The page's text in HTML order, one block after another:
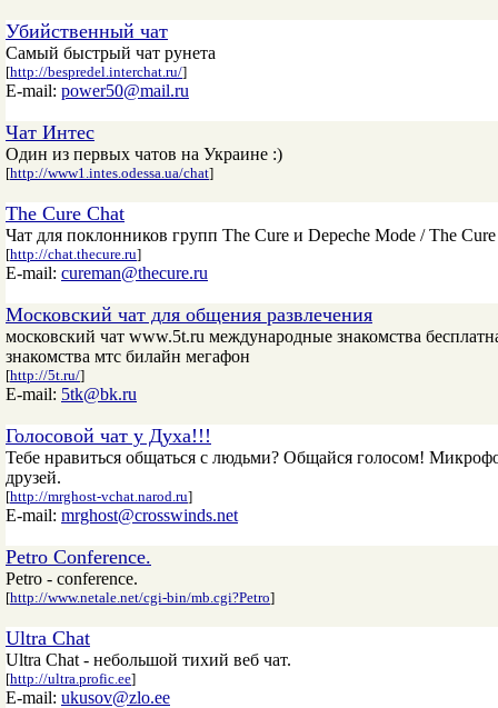
Убийственный чат
Самый быстрый чат рунета
[http://bespredel.interchat.ru/]
E-mail: power50@mail.ru
Чат Интес
Один из первых чатов на Украине :)
[http://www1.intes.odessa.ua/chat]
The Cure Chat
Чат для поклонников групп The Cure и Depeche Mode / The
[http://chat.thecure.ru]
E-mail: cureman@thecure.ru
Московский чат для общения развлечения
московский чат www.5t.ru международные знакомства
знакомства мтс билайн мегафон
[http://5t.ru/]
E-mail: 5tk@bk.ru
Голосовой чат у Духа!!!
Тебе нравиться общаться с людьми? Общайся голосом!
друзей.
[http://mrghost-vchat.narod.ru]
E-mail: mrghost@crosswinds.net
Petro Conference.
Petro - сonference.
[http://www.netale.net/cgi-bin/mb.cgi?Petro]
Ultra Chat
Ultra Chat - небольшой тихий веб чат.
[http://ultra.profic.ee]
E-mail: ukusov@zlo.ee